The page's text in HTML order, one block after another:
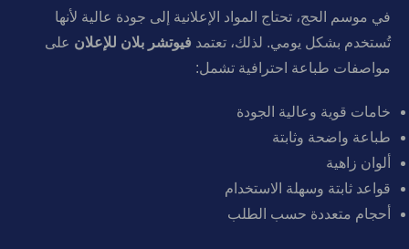
في موسم الحج، تحتاج المواد الإعلانية إلى جودة عالية لأنها
تُستخدم بشكل يومي. لذلك، تعتمد فيوتشر بلان للإعلان على
مواصفات طباعة احترافية تشمل:
خامات قوية وعالية الجودة
طباعة واضحة وثابتة
ألوان زاهية
قواعد ثابتة وسهلة الاستخدام
أحجام متعددة حسب الطلب